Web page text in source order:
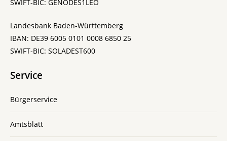
SWIFT-BIC: GENODES1LEO
Landesbank Baden-Württemberg
IBAN: DE39 6005 0101 0008 6850 25
SWIFT-BIC: SOLADEST600
Service
Bürgerservice
Amtsblatt